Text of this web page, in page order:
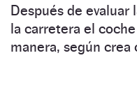
Después de
la carretera el
manera, según crea